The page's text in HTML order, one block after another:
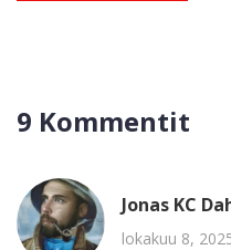
9 Kommentit
Jonas KC
lokakuu 8,